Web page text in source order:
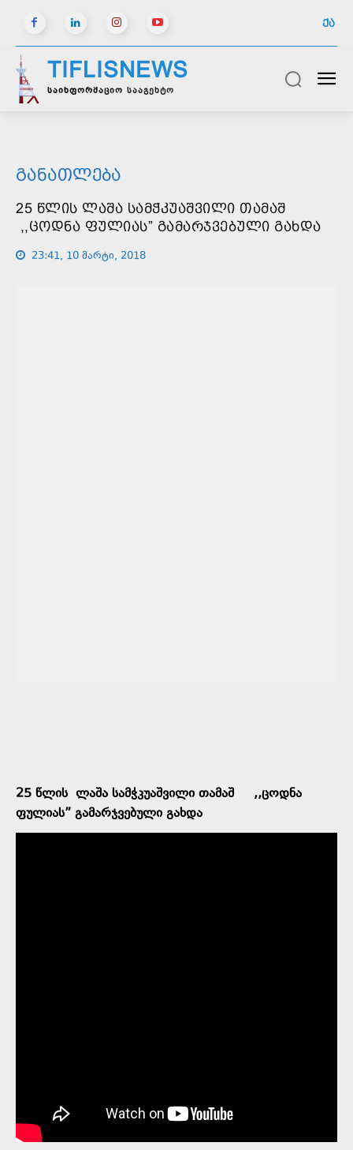
ᲥᲐ
TIFLISNEWS
საინფორმაციო სააგენტო
ᲒᲐᲜᲐᲗᲚᲔᲑᲐ
25 ᲬᲚᲘᲡ ᲚᲐᲨᲐ ᲡᲐᲛᲭᲙᲣᲐᲨᲕᲘᲚᲘ ᲗᲐᲛᲐᲨ
,,ᲪᲝᲓᲜᲐ ᲤᲣᲚᲘᲐᲡ” ᲒᲐᲛᲐᲠᲯᲕᲔᲑᲣᲚᲘ ᲒᲐᲮᲓᲐ
23:41, 10 მარტი, 2018
25 წლის ლაშა სამჭკუაშვილი თამაშ ,,ცოდნა
ფულიას” გამარჯვებული გახდა